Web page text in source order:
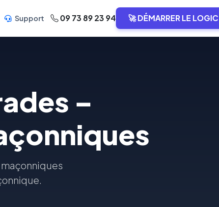
Support 09 73 89 23 94 🚀 DÉMARRER LE
–